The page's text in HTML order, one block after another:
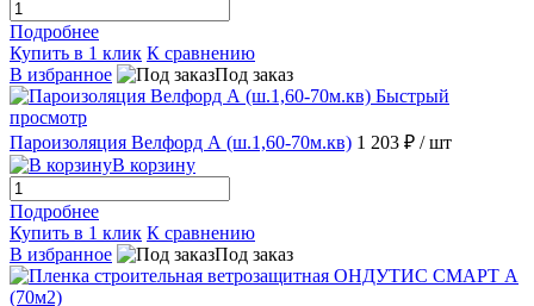
Подробнее
Купить в 1 клик К сравнению
В избранное
Под заказ
Быстрый
просмотр
Пароизоляция Велфорд А (ш.1,60-70м.кв) 1 203 ₽ / шт
В корзину
Подробнее
Купить в 1 клик К сравнению
В избранное
Под заказ